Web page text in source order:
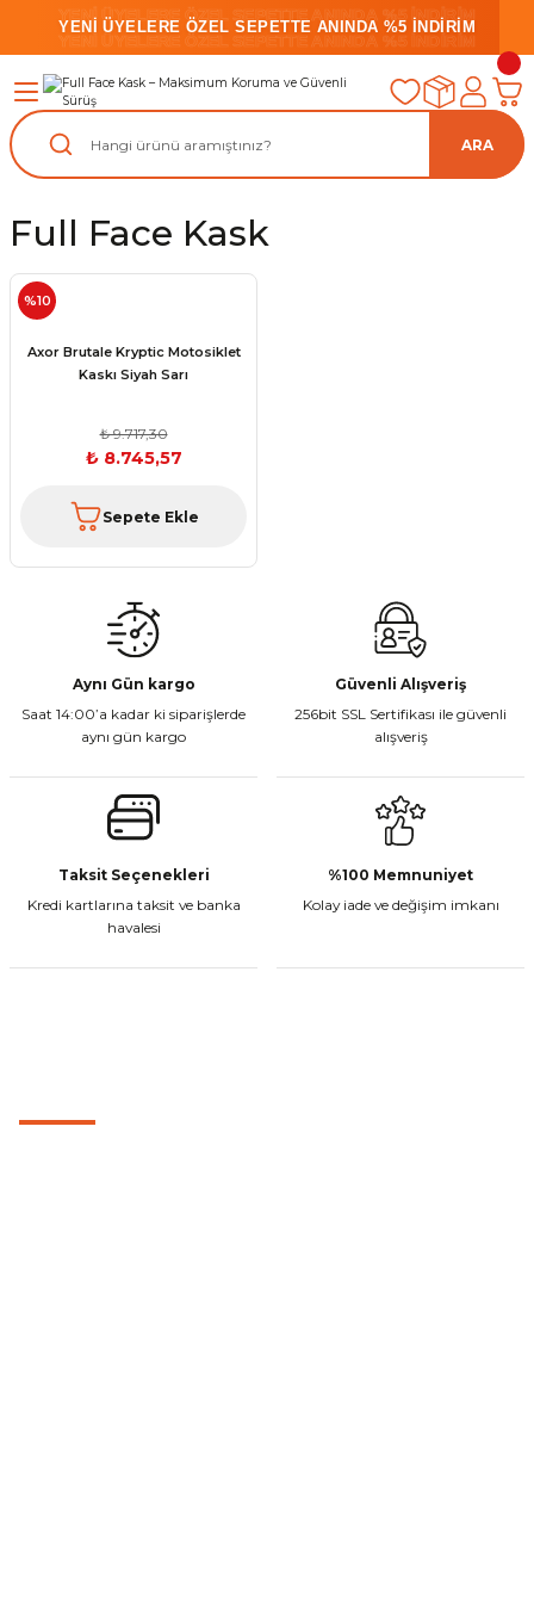
YENİ ÜYELERE ÖZEL SEPETTE ANINDA %5 İNDİRİM
YENİ ÜYELERE ÖZEL SEPETTE ANINDA %5 İNDİRİM
YENİ ÜYELERE ÖZEL SEPETTE ANINDA %5 İNDİRİM
ARA
Full Face Kask
%10
Axor Brutale Kryptic Motosiklet
Kaskı Siyah Sarı
₺ 9.717,30
₺ 8.745,57
Sepete Ekle
Aynı Gün kargo
Saat 14:00’a kadar ki siparişlerde
aynı gün kargo
Güvenli Alışveriş
256bit SSL Sertifikası ile güvenli
alışveriş
Taksit Seçenekleri
Kredi kartlarına taksit ve banka
havalesi
%100 Memnuniyet
Kolay iade ve değişim imkanı